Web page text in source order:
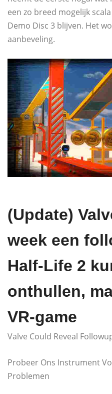
een zo breed mogelijk
Demo Disc 3 blijven. Het
aanbeveling.
(Update)
week een
Half-Life 2
onthullen,
VR-game
Valve Could Reveal
Probeer Ons Instrument
Problemen